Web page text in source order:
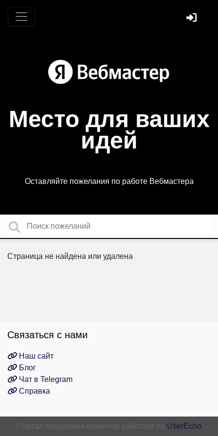
Место для ваших
идей
Оставляйте пожелания по работе Вебмастера
Страница не найдена или удалена
Связаться с нами
Наш сайт
Блог
Чат в Telegram
Справка
Портал поддержки клиентов работает на UserEcho